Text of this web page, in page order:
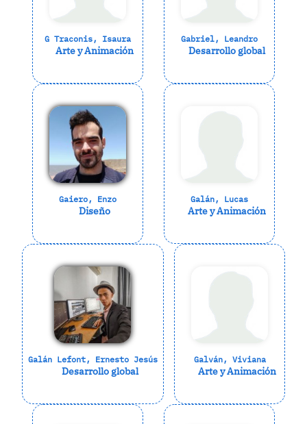
G Traconis, Isaura
Arte y Animación
Gabriel, Leandro
Desarrollo global
Gaiero, Enzo
Diseño
Galán, Lucas
Arte y Animación
Galán Lefont, Ernesto Jesús
Desarrollo global
Galván, Viviana
Arte y Animación